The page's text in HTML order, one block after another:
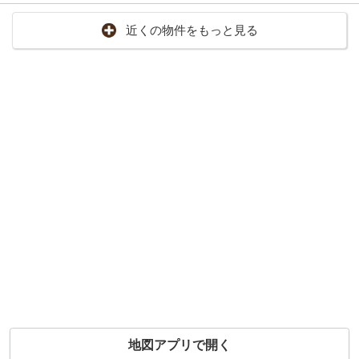
近くの物件をもっと見る
地図アプリで開く